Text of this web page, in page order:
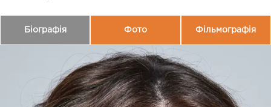
Біографія Фото Фільмографія